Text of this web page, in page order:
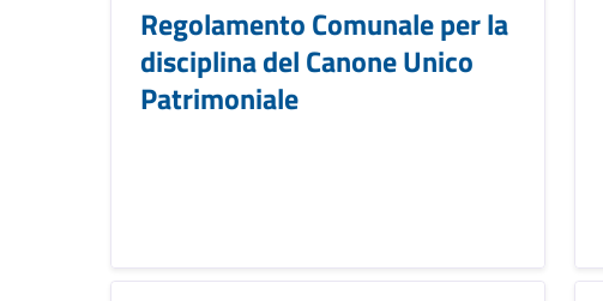
Regolamento Comunale per la
disciplina del Canone Unico
Patrimoniale